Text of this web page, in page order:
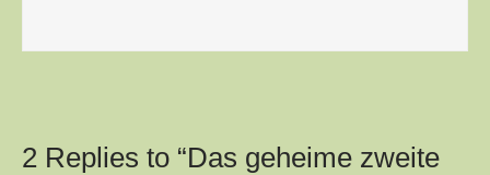
2 Replies to “Das geheime zweite